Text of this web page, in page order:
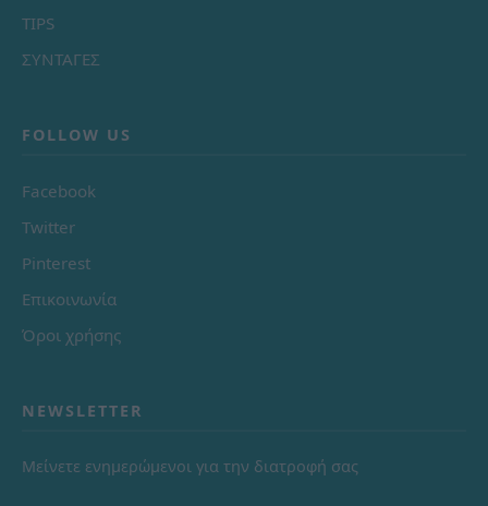
TIPS
ΣΥΝΤΑΓΕΣ
FOLLOW US
Facebook
Twitter
Pinterest
Επικοινωνία
Όροι χρήσης
NEWSLETTER
Μείνετε ενημερώμενοι για την διατροφή σας